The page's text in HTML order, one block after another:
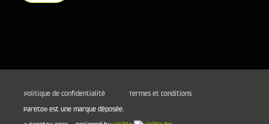
Politique de confidentialité
Termes et conditions
Pareto® est une marque déposée.